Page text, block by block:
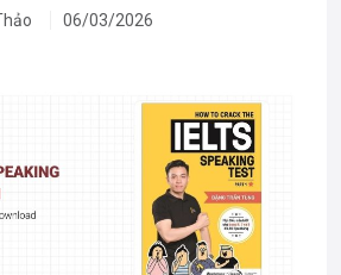
06/03/2026